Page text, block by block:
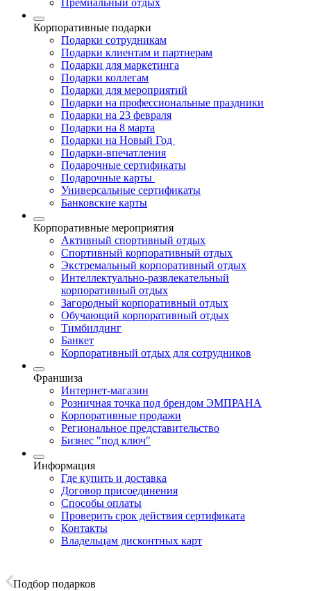
Премиальный отдых
Корпоративные подарки
Подарки сотрудникам
Подарки клиентам и партнерам
Подарки для маркетинга
Подарки коллегам
Подарки для мероприятий
Подарки на профессиональные праздники
Подарки на 23 февраля
Подарки на 8 марта
Подарки на Новый Год
Подарки-впечатления
Подарочные сертификаты
Подарочные карты
Универсальные сертификаты
Банковские карты
Корпоративные мероприятия
Активный спортивный отдых
Спортивный корпоративный отдых
Экстремальный корпоративный отдых
Интеллектуально-развлекательный
корпоративный отдых
Загородный корпоративный отдых
Обучающий корпоративный отдых
Тимбилдинг
Банкет
Корпоративный отдых для сотрудников
Франшиза
Интернет-магазин
Розничная точка под брендом ЭМПРАНА
Корпоративные продажи
Региональное представительство
Бизнес "под ключ"
Информация
Где купить и доставка
Договор присоединения
Способы оплаты
Проверить срок действия сертификата
Контакты
Владельцам дисконтных карт
Подбор подарков